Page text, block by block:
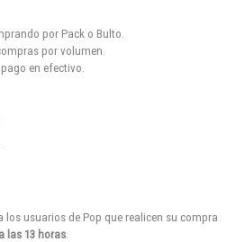
por Pack o Bulto.
por volumen.
en efectivo.
los usuarios de Pop que realicen su compra
las 13 horas